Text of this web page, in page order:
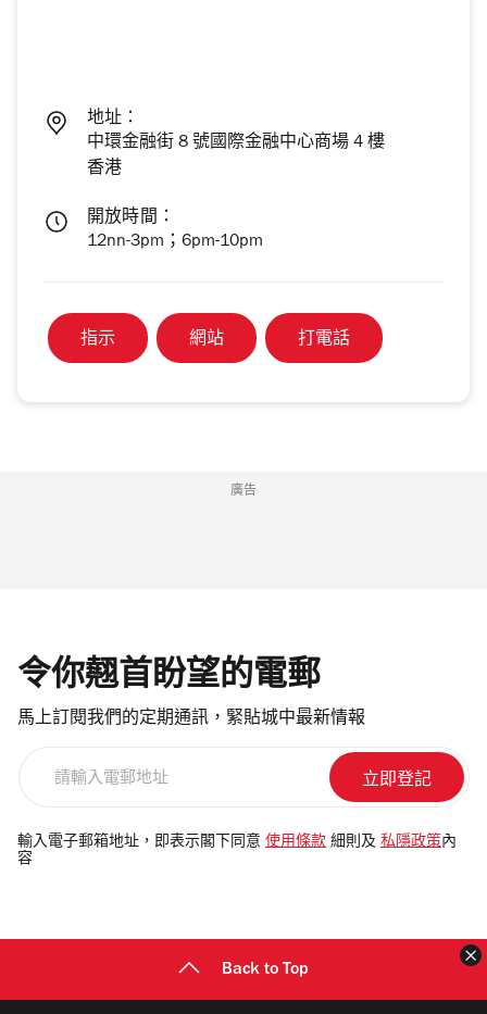
地址：
中環金融街 8 號國際金融中心商場 4 樓
香港
開放時間：
12nn-3pm；6pm-10pm
指示 網站 打電話
廣告
令你翹首盼望的電郵
馬上訂閱我們的定期通訊，緊貼城中最新情報
電
郵
輸入電子郵箱地址，即表示閣下同意 使用條款 細則及 私隱政策 內
容
Back to Top